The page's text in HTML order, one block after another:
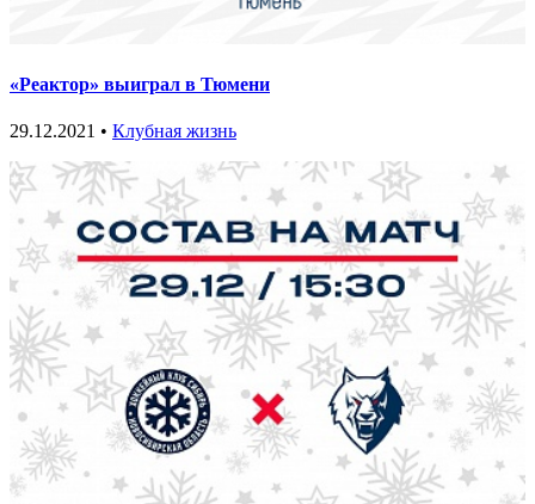
«Реактор» выиграл в Тюмени
29.12.2021 • Клубная жизнь